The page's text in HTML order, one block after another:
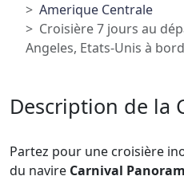
Amerique Centrale
Croisière 7 jours au
Angeles, Etats-Unis à
Description de la
Partez pour une croisière
du navire Carnival